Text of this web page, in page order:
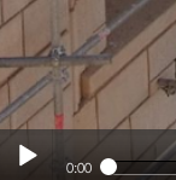
0:00